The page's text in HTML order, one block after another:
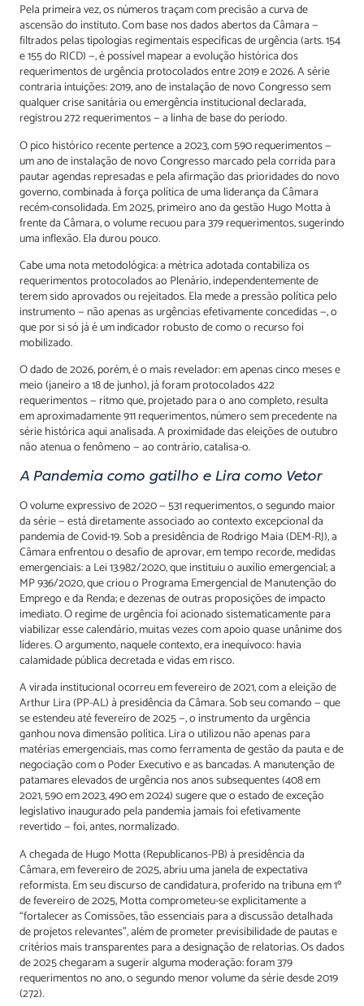
Pela primeira vez, os números traçam com precisão a curva de
ascensão do instituto. Com base nos dados abertos da Câmara —
filtrados pelas tipologias regimentais específicas de urgência (arts. 154
e 155 do RICD) —, é possível mapear a evolução histórica dos
requerimentos de urgência protocolados entre 2019 e 2026. A série
contraria intuições: 2019, ano de instalação de novo Congresso sem
qualquer crise sanitária ou emergência institucional declarada,
registrou 272 requerimentos — a linha de base do período.
O pico histórico recente pertence a 2023, com 590 requerimentos —
um ano de instalação de novo Congresso marcado pela corrida para
pautar agendas represadas e pela afirmação das prioridades do novo
governo, combinada à força política de uma liderança da Câmara
recém-consolidada. Em 2025, primeiro ano da gestão Hugo Motta à
frente da Câmara, o volume recuou para 379 requerimentos, sugerindo
uma inflexão. Ela durou pouco.
Cabe uma nota metodológica: a métrica adotada contabiliza os
requerimentos protocolados ao Plenário, independentemente de
terem sido aprovados ou rejeitados. Ela mede a pressão política pelo
instrumento — não apenas as urgências efetivamente concedidas —, o
que por si só já é um indicador robusto de como o recurso foi
mobilizado.
O dado de 2026, porém, é o mais revelador: em apenas cinco meses e
meio (janeiro a 18 de junho), já foram protocolados 422
requerimentos — ritmo que, projetado para o ano completo, resulta
em aproximadamente 911 requerimentos, número sem precedente na
série histórica aqui analisada. A proximidade das eleições de outubro
não atenua o fenômeno — ao contrário, catalisa-o.
A Pandemia como gatilho e Lira como Vetor
O volume expressivo de 2020 — 531 requerimentos, o segundo maior
da série — está diretamente associado ao contexto excepcional da
pandemia de Covid-19. Sob a presidência de Rodrigo Maia (DEM-RJ), a
Câmara enfrentou o desafio de aprovar, em tempo recorde, medidas
emergenciais: a Lei 13.982/2020, que instituiu o auxílio emergencial; a
MP 936/2020, que criou o Programa Emergencial de Manutenção do
Emprego e da Renda; e dezenas de outras proposições de impacto
imediato. O regime de urgência foi acionado sistematicamente para
viabilizar esse calendário, muitas vezes com apoio quase unânime dos
líderes. O argumento, naquele contexto, era inequívoco: havia
calamidade pública decretada e vidas em risco.
A virada institucional ocorreu em fevereiro de 2021, com a eleição de
Arthur Lira (PP-AL) à presidência da Câmara. Sob seu comando — que
se estendeu até fevereiro de 2025 —, o instrumento da urgência
ganhou nova dimensão política. Lira o utilizou não apenas para
matérias emergenciais, mas como ferramenta de gestão da pauta e de
negociação com o Poder Executivo e as bancadas. A manutenção de
patamares elevados de urgência nos anos subsequentes (408 em
2021, 590 em 2023, 490 em 2024) sugere que o estado de exceção
legislativo inaugurado pela pandemia jamais foi efetivamente
revertido — foi, antes, normalizado.
A chegada de Hugo Motta (Republicanos-PB) à presidência da
Câmara, em fevereiro de 2025, abriu uma janela de expectativa
reformista. Em seu discurso de candidatura, proferido na tribuna em 1º
de fevereiro de 2025, Motta comprometeu-se explicitamente a
“fortalecer as Comissões, tão essenciais para a discussão detalhada
de projetos relevantes”, além de prometer previsibilidade de pautas e
critérios mais transparentes para a designação de relatorias. Os dados
de 2025 chegaram a sugerir alguma moderação: foram 379
requerimentos no ano, o segundo menor volume da série desde 2019
(272).